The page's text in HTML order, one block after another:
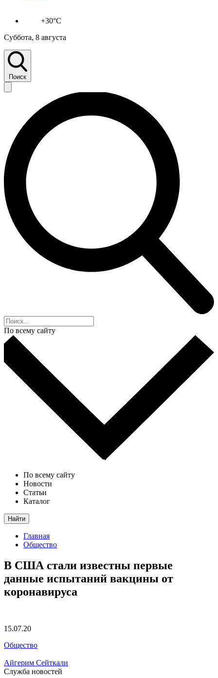
+30°C
Суббота, 8 августа
Поиск
По всему сайту
По всему сайту
Новости
Статьи
Каталог
Найти
Главная
Общество
В США стали известны первые
данные испытаний вакцины от
коронавируса
15.07.20
Общество
Айгерим Сейткали
Служба новостей